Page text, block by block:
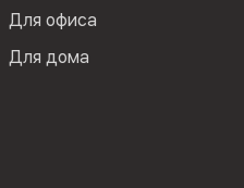
Для офиса
Для дома